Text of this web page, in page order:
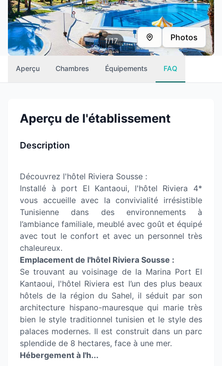
1/17 Photos
Aperçu Chambres Équipements FAQ
Aperçu de l'établissement
Description
Découvrez l'hôtel Riviera Sousse :
Installé à port El Kantaoui, l'hôtel Riviera 4*
vous accueille avec la convivialité irrésistible
Tunisienne dans des environnements à
l’ambiance familiale, meublé avec goût et équipé
avec tout le confort et avec un personnel très
chaleureux.
Emplacement de l'hôtel Riviera Sousse :
Se trouvant au voisinage de la Marina Port El
Kantaoui, l'hôtel Riviera est l’un des plus beaux
hôtels de la région du Sahel, il séduit par son
architecture hispano-mauresque qui marie très
bien le style traditionnel tunisien et le style des
palaces modernes. Il est construit dans un parc
splendide de 8 hectares, face à une mer.
Hébergement à l'h...